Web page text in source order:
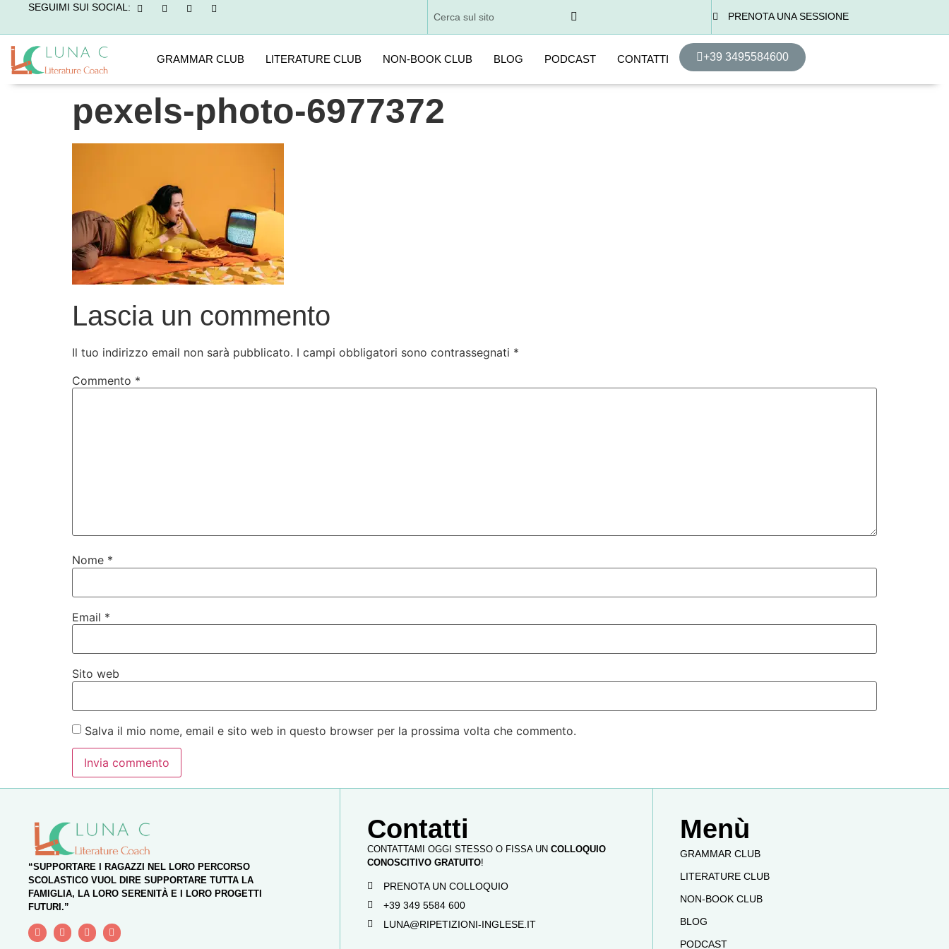
SEGUIMI SUI SOCIAL:
PRENOTA UNA SESSIONE
GRAMMAR CLUB LITERATURE CLUB NON-BOOK CLUB BLOG PODCAST CONTATTI +39 3495584600
pexels-photo-6977372
Lascia un commento
Il tuo indirizzo email non sarà pubblicato. I campi obbligatori sono contrassegnati *
Commento *
Nome *
Email *
Sito web
Salva il mio nome, email e sito web in questo browser per la prossima volta che commento.
“SUPPORTARE I RAGAZZI NEL LORO PERCORSO
SCOLASTICO VUOL DIRE SUPPORTARE TUTTA LA
FAMIGLIA, LA LORO SERENITÀ E I LORO PROGETTI
FUTURI.”
Contatti
CONTATTAMI OGGI STESSO O FISSA UNCOLLOQUIO
CONOSCITIVO GRATUITO!
PRENOTA UN COLLOQUIO
+39 349 5584 600
LUNA@RIPETIZIONI-INGLESE.IT
Menù
GRAMMAR CLUB
LITERATURE CLUB
NON-BOOK CLUB
BLOG
PODCAST